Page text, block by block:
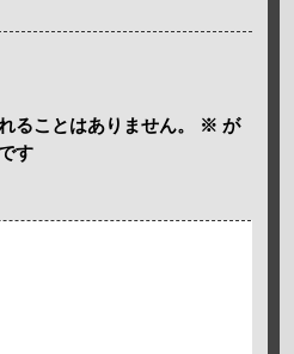
ることはありません。 ※ が
す